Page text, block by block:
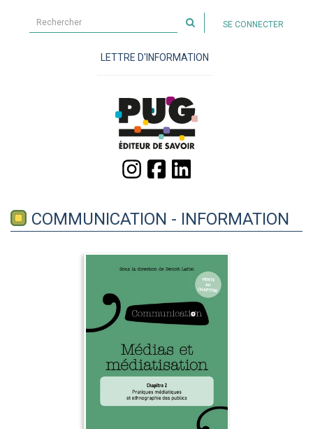
sur
site
SE CONNECTER
LETTRE D'INFORMATION
COMMUNICATION - INFORMATION